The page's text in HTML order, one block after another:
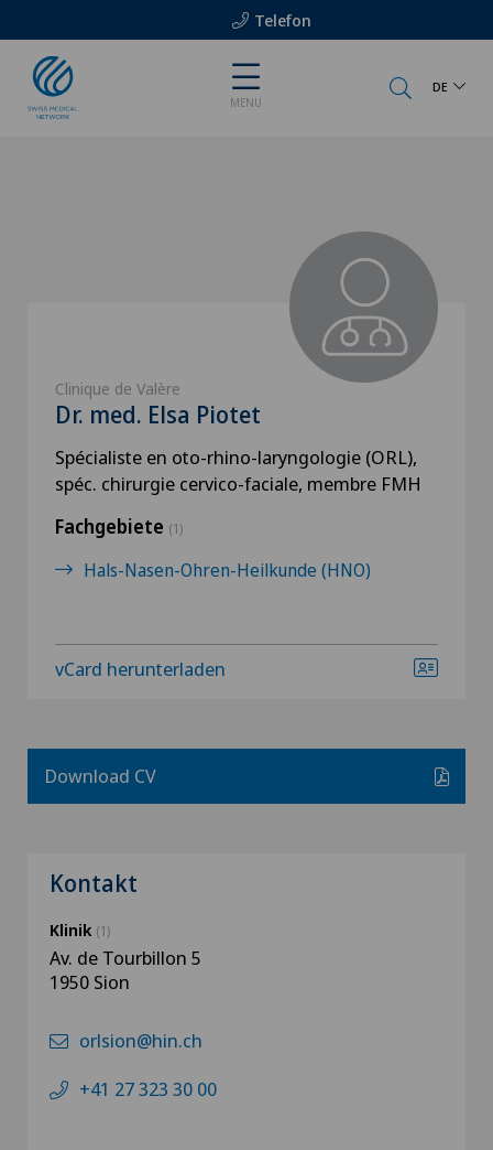
Telefon
MENU
DE
Clinique de Valère
Dr. med. Elsa Piotet
Spécialiste en oto-rhino-laryngologie (ORL),
spéc. chirurgie cervico-faciale, membre FMH
Fachgebiete (1)
Hals-Nasen-Ohren-Heilkunde (HNO)
vCard herunterladen
Download CV
Kontakt
Klinik (1)
Av. de Tourbillon 5
1950 Sion
orlsion@hin.ch
+41 27 323 30 00